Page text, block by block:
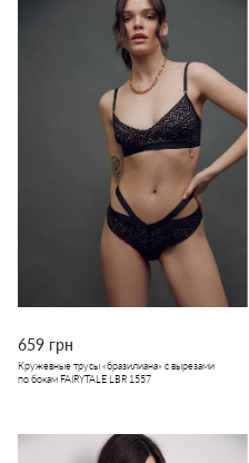
659 грн
Кружевные трусы «бразилиана» с вырезами
по бокам FAIRYTALE LBR 1557